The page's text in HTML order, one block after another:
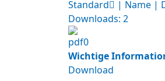
Standard
| Name |
Downloads: 2
Wichtige
Download